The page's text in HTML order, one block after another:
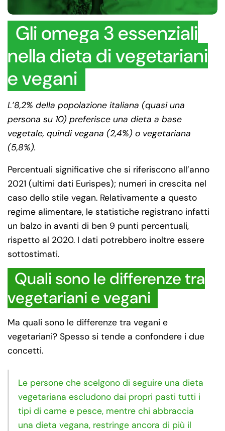
Gli omega 3 essenziali
nella dieta di vegetariani
e vegani
L’8,2% della popolazione italiana (quasi una
persona su 10) preferisce una dieta a base
vegetale, quindi vegana (2,4%) o vegetariana
(5,8%).
Percentuali significative che si riferiscono all’anno
2021 (ultimi dati Eurispes); numeri in crescita nel
caso dello stile vegan. Relativamente a questo
regime alimentare, le statistiche registrano infatti
un balzo in avanti di ben 9 punti percentuali,
rispetto al 2020. I dati potrebbero inoltre essere
sottostimati.
Quali sono le differenze tra
vegetariani e vegani
Ma quali sono le differenze tra vegani e
vegetariani? Spesso si tende a confondere i due
concetti.
Le persone che scelgono di seguire una dieta
vegetariana escludono dai propri pasti tutti i
tipi di carne e pesce, mentre chi abbraccia
una dieta vegana, restringe ancora di più il